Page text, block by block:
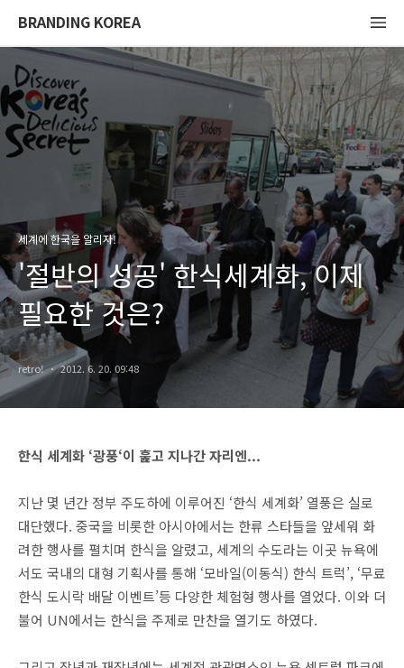
BRANDING KOREA
세계에 한국을 알리자!
'절반의 성공' 한식세계화, 이제
필요한 것은?
retro! 2012. 6. 20. 09:48
한식 세계화 ‘광풍‘이 훑고 지나간 자리엔...
지난 몇 년간 정부 주도하에 이루어진 ‘한식 세계화’ 열풍은 실로
대단했다. 중국을 비롯한 아시아에서는 한류 스타들을 앞세워 화
려한 행사를 펼치며 한식을 알렸고, 세계의 수도라는 이곳 뉴욕에
서도 국내의 대형 기획사를 통해 ‘모바일(이동식) 한식 트럭’, ‘무료
한식 도시락 배달 이벤트’등 다양한 체험형 행사를 열었다. 이와 더
불어 UN에서는 한식을 주제로 만찬을 열기도 하였다.